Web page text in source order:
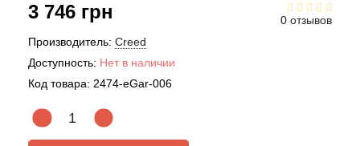
0 отзывов
3 746 грн
Производитель: Creed
Доступность: Нет в наличии
Код товара: 2474-eGar-006
Absolument Parfumeur
Acca Kappa
Acqua di Parma
Контакты
Статьи